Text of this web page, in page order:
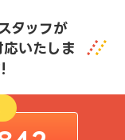
タッフが
いたしま